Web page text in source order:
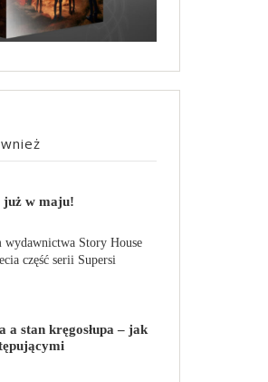
już w maju!
wydawnictwa Story House
część serii Supersi
Ten tom nosi tytuł
i wspomagane przez
rozdarte między chęcią
życia wśród ludzi a
a stan kręgosłupa – jak